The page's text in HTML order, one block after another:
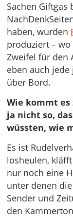
Sachen Giftgas
haben, wurden
produziert –
Zweifel für den
eben auch
über Bord.
Wie kommt es
ja nicht so,
wüssten, wie
Es ist
losheulen,
nur noch eine
unter denen
Sender und
den